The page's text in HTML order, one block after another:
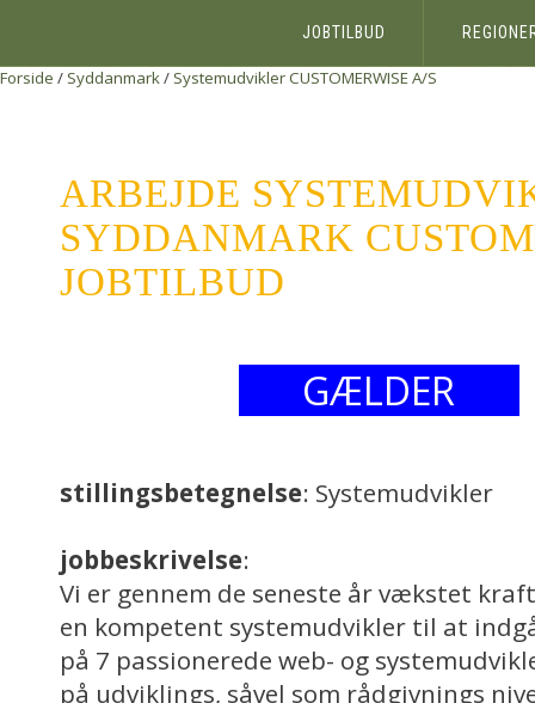
JOBTILBUD
Forside / Syddanmark/ SystemudviklerCUSTOMERWISE A/S
ARBEJDE
SYDDANMARK
JOBTILBUD
GÆLDER
stillingsbetegnelse: Systemudvikler
jobbeskrivelse:
Vi er gennem de seneste år vækstet
en kompetent systemudvikler til at
på 7 passionerede web- og
på udviklings, såvel som rådgivnings